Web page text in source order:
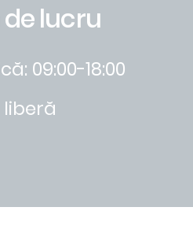
lucru
09:00-18:00
liberă